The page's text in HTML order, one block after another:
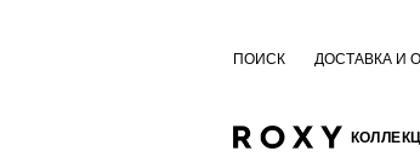
ПОИСК ДОСТАВКА И